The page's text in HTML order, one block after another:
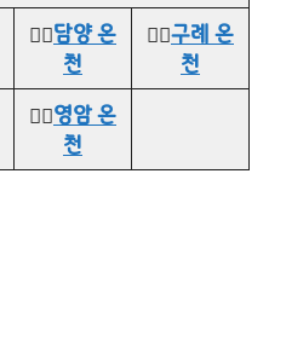
👉🏻담양 온
천
👉🏻구례 온
천
👉🏻영암 온
천